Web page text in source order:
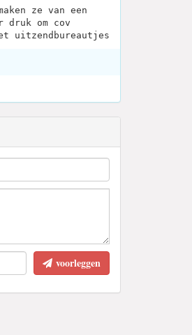
ze van een
druk om cov
uitzendbureautjes
voorleggen